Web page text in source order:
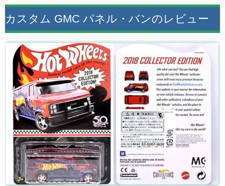
カスタム GMC パネル・バンのレビュー